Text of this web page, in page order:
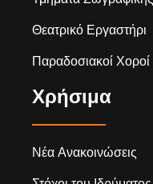
Θεατρικό Εργαστήρι
Παραδοσιακοί Χοροί
Χρήσιμα
Νέα Ανακοινώσεις